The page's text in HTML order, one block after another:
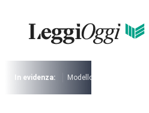
contenuto
I più cercati
In evidenza: Modello 730
I più cercati
Lorem ipsum dolor sit amet